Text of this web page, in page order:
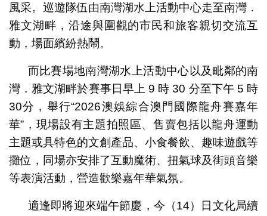
風采。巡遊隊伍由南灣湖水上活動中心走至南灣．
雅文湖畔，沿途與圍觀的市民和旅客親切交流互
動，場面繽紛熱鬧。
而比賽場地南灣湖水上活動中心以及毗鄰的南
灣．雅文湖畔於賽事日早上 9 時 30 分至下午 5 時
30分，舉行“2026澳娛綜合澳門國際龍舟賽嘉年
華”，現場設有主題拍照區、售賣包括以龍舟運動
主題或具特色的文創產品、小食餐飲、趣味遊戲等
攤位，同場亦安排了互動魔術、扭氣球及街頭音樂
等表演活動，營造歡樂嘉年華氣氛。
適逢即將迎來端午節慶，今（14）日文化局續